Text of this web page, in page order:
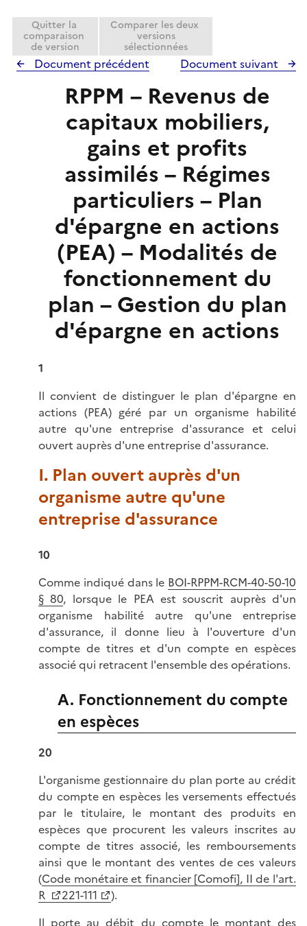
Quitter la
comparaison
de version
Comparer les deux
versions
sélectionnées
Document précédent Document suivant
RPPM – Revenus de
capitaux mobiliers,
gains et profits
assimilés – Régimes
particuliers – Plan
d'épargne en actions
(PEA) – Modalités de
fonctionnement du
plan – Gestion du plan
d'épargne en actions
1
Il convient de distinguer le plan d'épargne en
actions (PEA) géré par un organisme habilité
autre qu'une entreprise d'assurance et celui
ouvert auprès d'une entreprise d'assurance.
I. Plan ouvert auprès d'un
organisme autre qu'une
entreprise d'assurance
10
Comme indiqué dans le BOI-RPPM-RCM-40-50-10
§ 80, lorsque le PEA est souscrit auprès d'un
organisme habilité autre qu'une entreprise
d'assurance, il donne lieu à l'ouverture d'un
compte de titres et d'un compte en espèces
associé qui retracent l'ensemble des opérations.
A. Fonctionnement du compte
en espèces
20
L'organisme gestionnaire du plan porte au crédit
du compte en espèces les versements effectués
par le titulaire, le montant des produits en
espèces que procurent les valeurs inscrites au
compte de titres associé, les remboursements
ainsi que le montant des ventes de ces valeurs
(Code monétaire et financier [Comofi], II de l'art.
R
221-111
).
Il porte au débit du compte le montant des